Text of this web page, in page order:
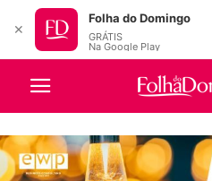
✕
Folha do Domingo
GRÁTIS
Na Google Play